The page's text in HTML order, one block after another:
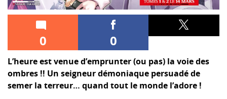
0 0
L’heure est venue d’emprunter (ou pas) la voie des
ombres !! Un seigneur démoniaque persuadé de
semer la terreur… quand tout le monde l’adore !